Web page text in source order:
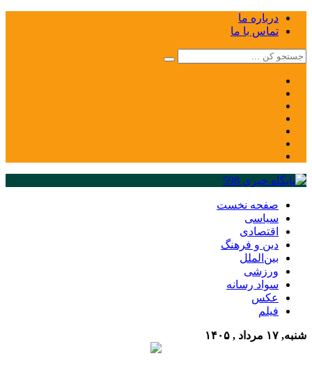
درباره ما
تماس با ما
صفحه نخست
سیاسی
اقتصادی
دین و فرهنگ
بین‌الملل
ورزشی
سواد رسانه
عکس
فیلم
شنبه, ۱۷ مرداد , ۱۴۰۵